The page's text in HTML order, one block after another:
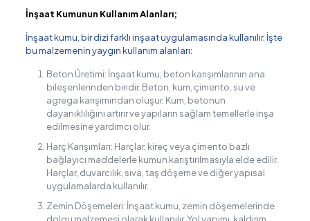
İnşaat Kumunun Kullanım Alanları;
İnşaat kumu, bir dizi farklı inşaat uygulamasında kullanılır. İşte
bu malzemenin yaygın kullanım alanları:
Beton Üretimi: İnşaat kumu, beton karışımlarının ana
bileşenlerinden biridir. Beton, kum, çimento, su ve
agrega karışımından oluşur. Kum, betonun
dayanıklılığını artırır ve yapıların sağlam temellerle inşa
edilmesine yardımcı olur.
Harç Karışımları: Harçlar, kireç veya çimento bazlı
bağlayıcı maddelerle kumun karıştırılmasıyla elde edilir.
Harçlar, duvarcılık, sıva, taş döşeme ve diğer yapısal
uygulamalarda kullanılır.
Zemin Döşemeleri: İnşaat kumu, zemin döşemelerinde
dolgu malzemesi olarak kullanılır. Yol yapımı, kaldırım